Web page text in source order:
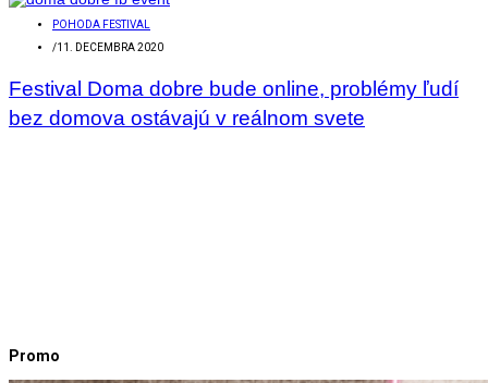
POHODA FESTIVAL
/11. DECEMBRA 2020
Festival Doma dobre bude online, problémy ľudí
bez domova ostávajú v reálnom svete
Promo